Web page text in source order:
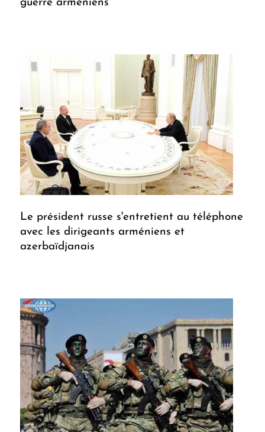
guerre arméniens
Le président russe s'entretient au téléphone
avec les dirigeants arméniens et
azerbaïdjanais